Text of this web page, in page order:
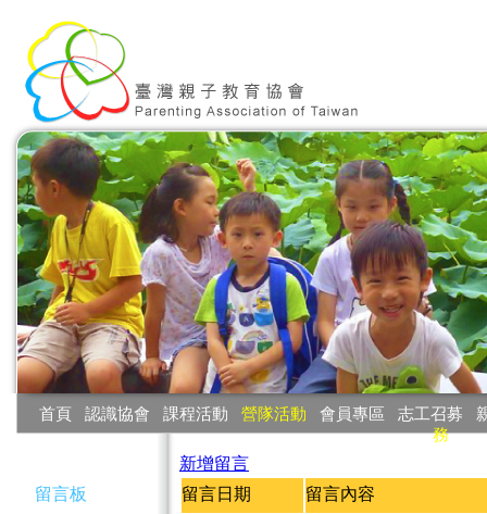
首頁 認識協會 課程活動 營隊活動 會員專區 志工召募
務
留言板
新增留言
留言日期
留言內容